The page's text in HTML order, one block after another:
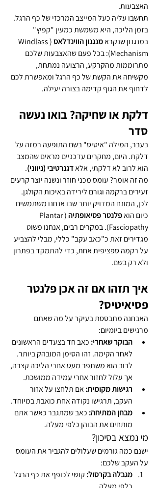
האצבעות.
תחשבו עליה כעל המייצב המרכזי של כף הרגל.
בזמן הליכה, היא משמשת כמעין "קפיץ"
במנגנון שנקרא מנגנון הווינדלאס (Windlass
Mechanism): בכל פעם שהאצבעות שלכם
מתרוממות מהקרקע, הרצועה נמתחת,
מקשיחה את הקשת של כף הרגל ומאפשרת לכם
לדחוף את הגוף קדימה בצורה יעילה.
דלקת או שחיקה? בואו נעשה
סדר
בעבר, המילה "איטיס" בשם התופעה רמזה על
דלקת. היום, מחקרים עדכניים מראים שהמצב
הוא לרוב לא דלקתי, אלא דגנרטיבי (ניווני).
מה זה אומר? עומס מכני חוזר ונשנה יוצר קרעים
זעירים ברקמה וגורם לירידה באיכות הקולגן.
לכן, המונח המדויק יותר שבו אנחנו משתמשים
כיום הוא פלנטר פסיאופתיה (Plantar
Fasciopathy). במקרים רבים, אנחנו פשוט
מגדירים זאת כ"כאב עקב" כללי, מבלי להצביע
על רקמה ספציפית אחת, כדי להתמקד בפתרון
ולא רק בשם.
איך תזהו אם זה אכן פלנטר
פסיאיטיס?
האבחנה מתבססת בעיקר על מה שאתם
מרגישים ביומיום:
הבוקר שאחרי: כאב חד בצעדים הראשונים
לאחר הקימה. זהו הסימן המובהק ביותר.
לרוב הוא משתפר מעט אחרי הליכה קצרה,
אך עלול לחזור אחרי עמידה ממושכת.
רגישות מקומית: אם תלחצו על אזור
העקב, תרגישו נקודה אחת כואבת במיוחד.
מבחן המתיחה: כאב שמתגבר כאשר אתם
מותחים את הבוהן כלפי מעלה.
מי נמצא בסיכון?
ישנם כמה גורמים שעלולים להגביר את העומס
על העקב שלכם:
מגבלה בקרסול: קושי לכופף את כף הרגל